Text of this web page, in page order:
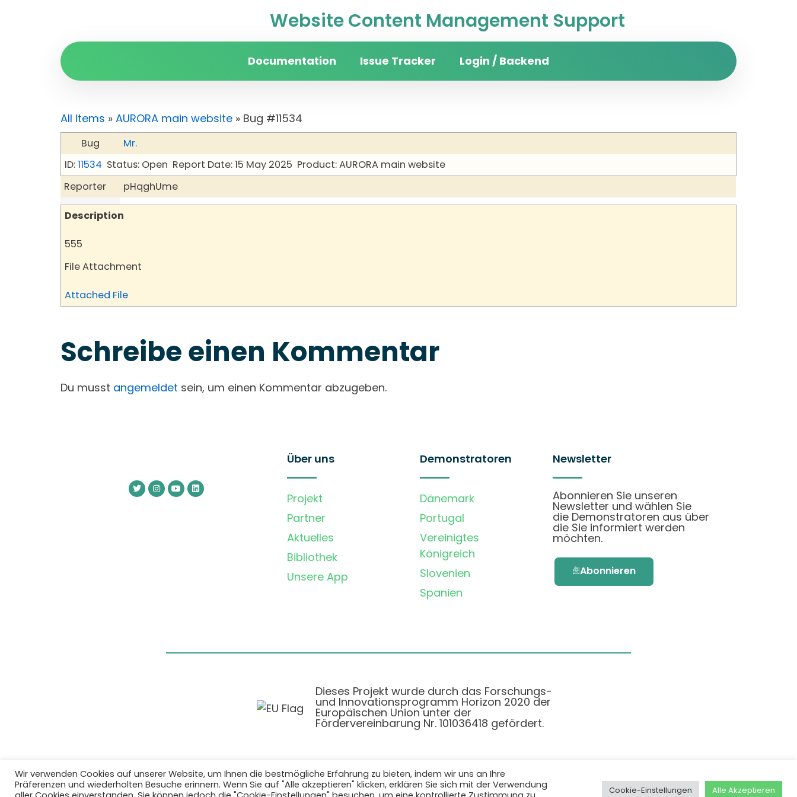
Website Content Management Support
Documentation Issue Tracker Login / Backend
All Items » AURORA main website » Bug #11534
Bug
Mr.
ID:11534 Status: Open Report Date: 15 May 2025 Product: AURORA main website
Reporter
pHqghUme
Description
555
File Attachment
Attached File
Schreibe einen Kommentar
Du musst angemeldet sein, um einen Kommentar abzugeben.
Über uns
Projekt
Partner
Aktuelles
Bibliothek
Unsere App
Demonstratoren
Dänemark
Portugal
Vereinigtes
Königreich
Slovenien
Spanien
Newsletter
Abonnieren Sie unseren
Newsletter und wählen Sie
die Demonstratoren aus über
die Sie informiert werden
möchten.
Abonnieren
Dieses Projekt wurde durch das Forschungs-
und Innovationsprogramm Horizon 2020 der
Europäischen Union unter der
Fördervereinbarung Nr. 101036418 gefördert.
Datenschutzbestimmungen |Cookie-Richtlinie
Wir verwenden Cookies auf unserer Website, um Ihnen die bestmögliche Erfahrung zu bieten, indem wir uns an Ihre
Präferenzen und wiederholten Besuche erinnern. Wenn Sie auf "Alle akzeptieren" klicken, erklären Sie sich mit der Verwendung
Cookie-Einstellungen Alle Akzeptieren